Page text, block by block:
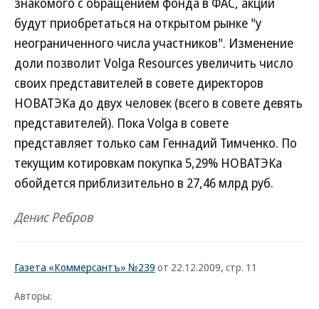
будут приобретаться на открытом рынке "у
неограниченного числа участников". Изменение
доли позволит Volga Resources увеличить число
своих представителей в совете директоров
НОВАТЭКа до двух человек (всего в совете девять
представителей). Пока Volga в совете
представляет только сам Геннадий Тимченко. По
текущим котировкам покупка 5,29% НОВАТЭКа
обойдется приблизительно в 27,46 млрд руб.
Денис Ребров
Газета «Коммерсантъ» №239 от 22.12.2009, стр. 11
Авторы: